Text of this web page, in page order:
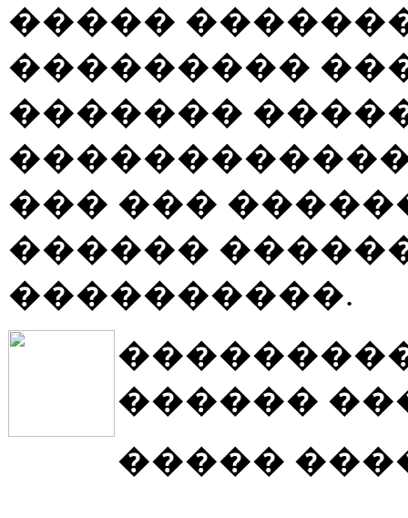
�����
���������
�������
��� ���
������
����������.
������
�����